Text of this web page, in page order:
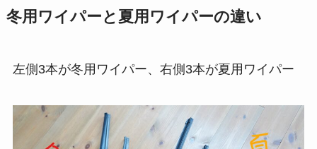
冬用ワイパーと夏用ワイパーの違い
左側3本が冬用ワイパー、右側3本が夏用ワイパー